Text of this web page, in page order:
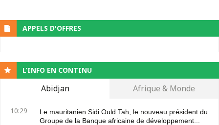
APPELS D'OFFRES
L’INFO EN CONTINU
Abidjan Afrique & Monde
10:29
Le mauritanien Sidi Ould Tah, le nouveau président du
Groupe de la Banque africaine de développement...